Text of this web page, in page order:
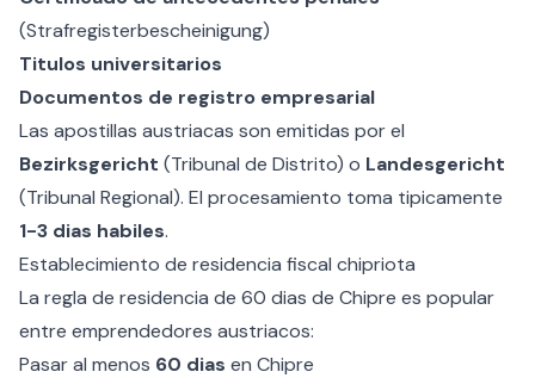
(Strafregisterbescheinigung)
Titulos universitarios
Documentos de registro empresarial
Las apostillas austriacas son emitidas por el
Bezirksgericht (Tribunal de Distrito) o Landesgericht
(Tribunal Regional). El procesamiento toma tipicamente
1-3 dias habiles.
Establecimiento de residencia fiscal chipriota
La regla de residencia de 60 dias de Chipre es popular
entre emprendedores austriacos:
Pasar al menos 60 dias en Chipre